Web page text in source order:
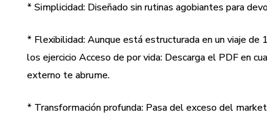
impulso y el miedo.
* Simplicidad: Diseñado sin rutinas agobiantes para
* Flexibilidad: Aunque está estructurada en un viaje
los ejercicio Acceso de por vida: Descarga el PDF en
externo te abrume.
* Transformación profunda: Pasa del exceso del